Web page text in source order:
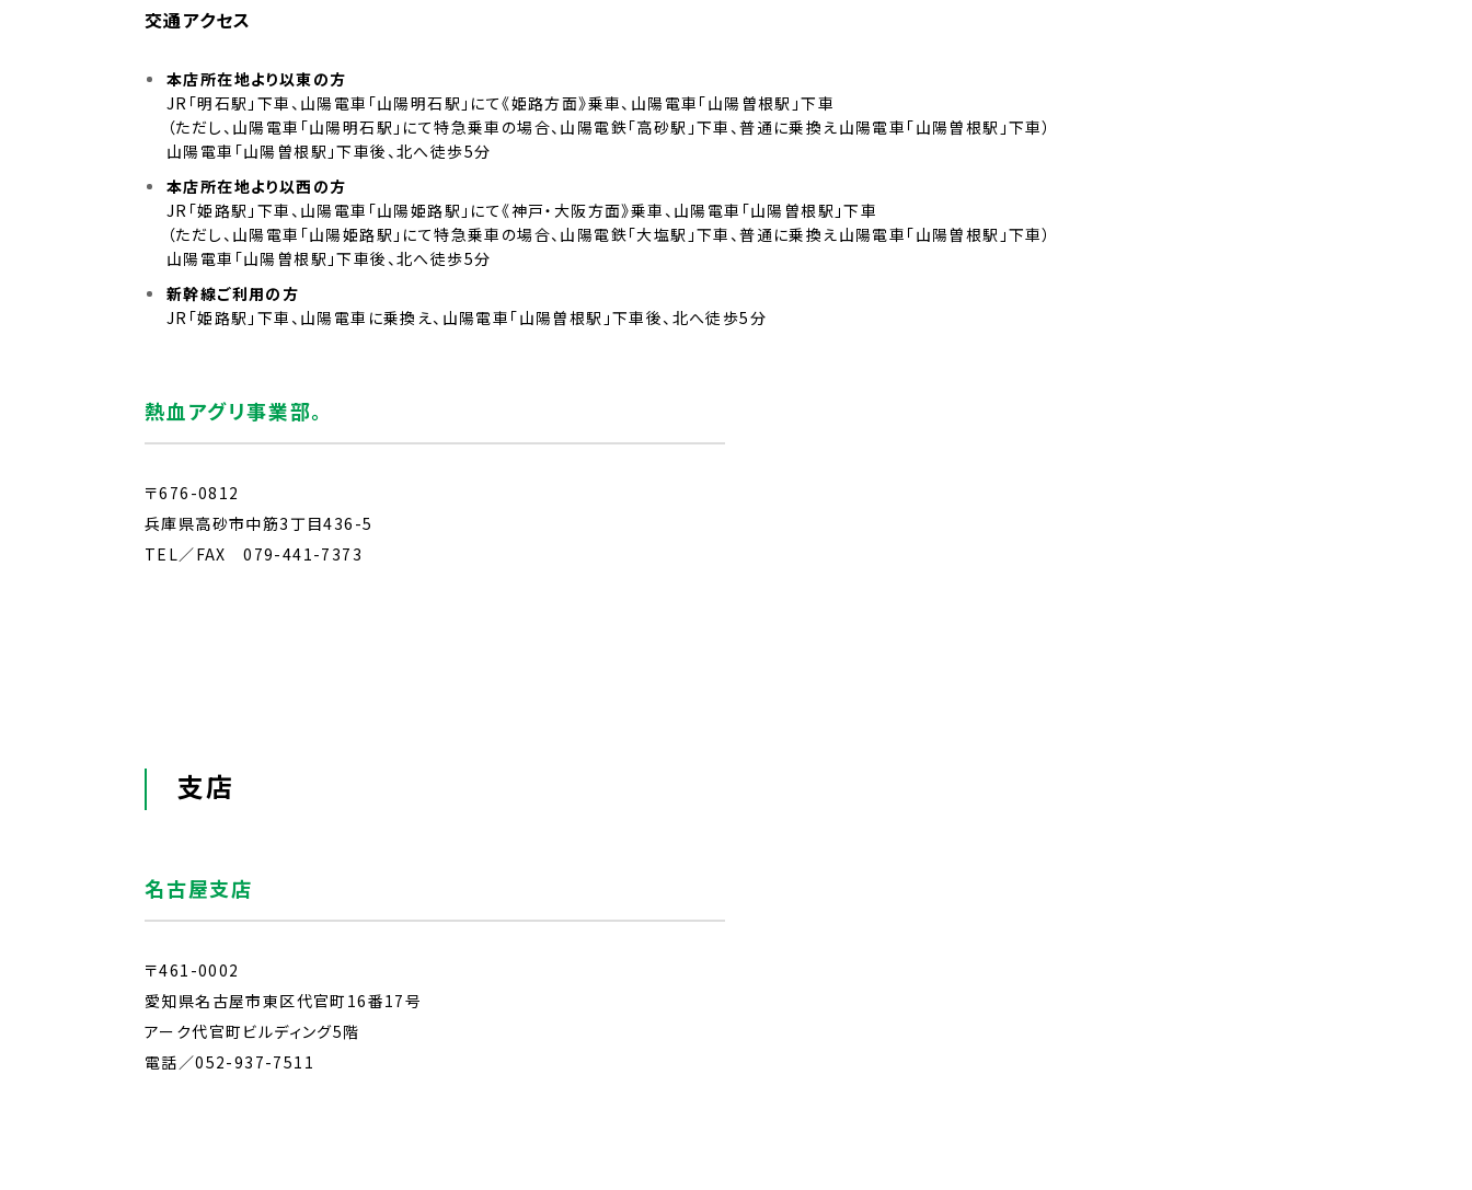
交通アクセス
本店所在地より以東の方
JR「明石駅」下車、山陽電車「山陽明石駅」にて《姫路方面》乗車、山陽電車「山陽曽根駅」下車
（ただし、山陽電車「山陽明石駅」にて特急乗車の場合、山陽電鉄「高砂駅」下車、普通に乗換え山陽電車「山陽曽根駅」下車）
山陽電車「山陽曽根駅」下車後、北へ徒歩5分
本店所在地より以西の方
JR「姫路駅」下車、山陽電車「山陽姫路駅」にて《神戸・大阪方面》乗車、山陽電車「山陽曽根駅」下車
（ただし、山陽電車「山陽姫路駅」にて特急乗車の場合、山陽電鉄「大塩駅」下車、普通に乗換え山陽電車「山陽曽根駅」下車）
山陽電車「山陽曽根駅」下車後、北へ徒歩5分
新幹線ご利用の方
JR「姫路駅」下車、山陽電車に乗換え、山陽電車「山陽曽根駅」下車後、北へ徒歩5分
熱血アグリ事業部。
〒676-0812
兵庫県高砂市中筋3丁目436-5
TEL／FAX079-441-7373
支店
名古屋支店
〒461-0002
愛知県名古屋市東区代官町16番17号
アーク代官町ビルディング5階
電話／052-937-7511